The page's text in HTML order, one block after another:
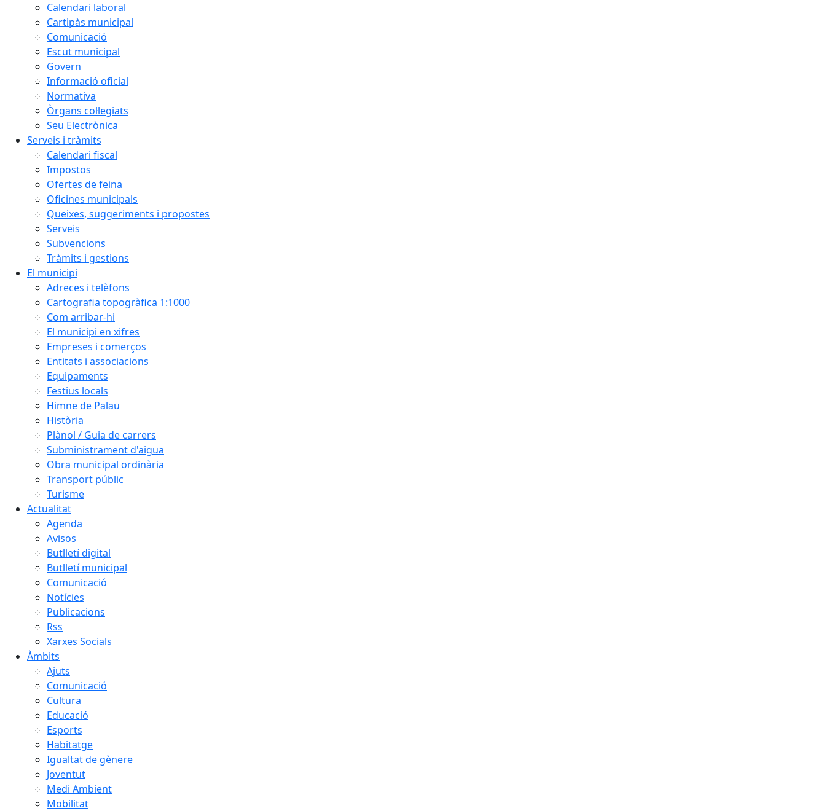
Calendari laboral
Cartipàs municipal
Comunicació
Escut municipal
Govern
Informació oficial
Normativa
Òrgans col·legiats
Seu Electrònica
Serveis i tràmits
Calendari fiscal
Impostos
Ofertes de feina
Oficines municipals
Queixes, suggeriments i propostes
Serveis
Subvencions
Tràmits i gestions
El municipi
Adreces i telèfons
Cartografia topogràfica 1:1000
Com arribar-hi
El municipi en xifres
Empreses i comerços
Entitats i associacions
Equipaments
Festius locals
Himne de Palau
Història
Plànol / Guia de carrers
Subministrament d'aigua
Obra municipal ordinària
Transport públic
Turisme
Actualitat
Agenda
Avisos
Butlletí digital
Butlletí municipal
Comunicació
Notícies
Publicacions
Rss
Xarxes Socials
Àmbits
Ajuts
Comunicació
Cultura
Educació
Esports
Habitatge
Igualtat de gènere
Joventut
Medi Ambient
Mobilitat